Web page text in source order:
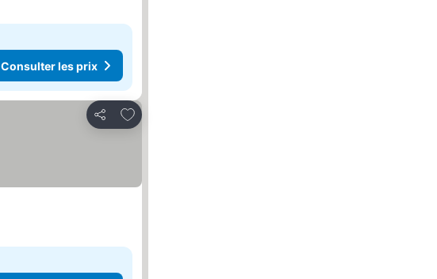
Consulter les prix
Partager
Ajouter à mes favoris